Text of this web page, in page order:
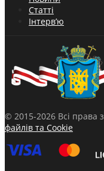
Статті
Інтерв’ю
© 2015-2026 Всі права
файлів та Cookie